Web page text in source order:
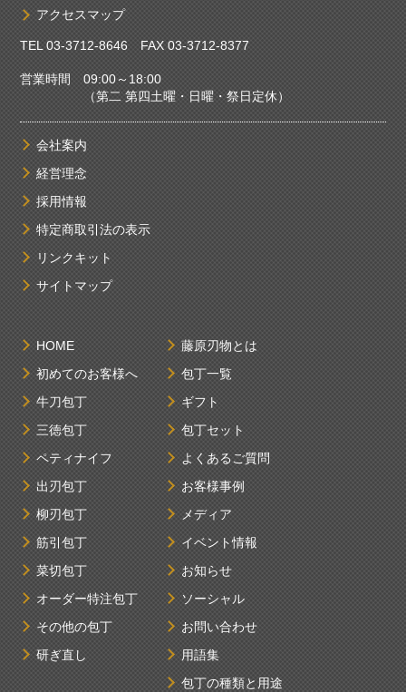
アクセスマップ
TEL03-3712-8646FAX 03-3712-8377
営業時間 09:00～18:00
（第二 第四土曜・日曜・祭日定休）
会社案内
経営理念
採用情報
特定商取引法の表示
リンクキット
サイトマップ
HOME
初めてのお客様へ
牛刀包丁
三徳包丁
ペティナイフ
出刃包丁
柳刃包丁
筋引包丁
菜切包丁
オーダー特注包丁
その他の包丁
研ぎ直し
藤原刃物とは
包丁一覧
ギフト
包丁セット
よくあるご質問
お客様事例
メディア
イベント情報
お知らせ
ソーシャル
お問い合わせ
用語集
包丁の種類と用途